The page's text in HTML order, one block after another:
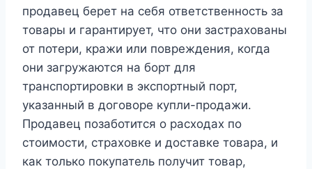
продавец берет на себя ответственность за
товары и гарантирует, что они застрахованы
от потери, кражи или повреждения, когда
они загружаются на борт для
транспортировки в экспортный порт,
указанный в договоре купли-продажи.
Продавец позаботится о расходах по
стоимости, страховке и доставке товара, и
как только покупатель получит товар,